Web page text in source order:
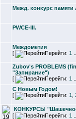
Межд. конкурс памяти
PWCE-III.
Междометия
[
Перейти: 1
Zubov's PROBLEMS
"Запирание")
[
Перейти: 1
С Новым Годом!
[
Перейти: 1
КОНКУРСЫ
[
Перейти: 1